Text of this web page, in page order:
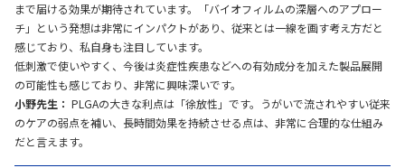
まで届ける効果が期待されています。「バイオフィルムの深層へのアプロー
チ」という発想は非常にインパクトがあり、従来とは一線を画す考え方だと
感じており、私自身も注目しています。
低刺激で使いやすく、今後は炎症性疾患などへの有効成分を加えた製品展開
の可能性も感じており、非常に興味深いです。
小野先生： PLGAの大きな利点は「徐放性」です。うがいで流されやすい従来
のケアの弱点を補い、長時間効果を持続させる点は、非常に合理的な仕組み
だと言えます。